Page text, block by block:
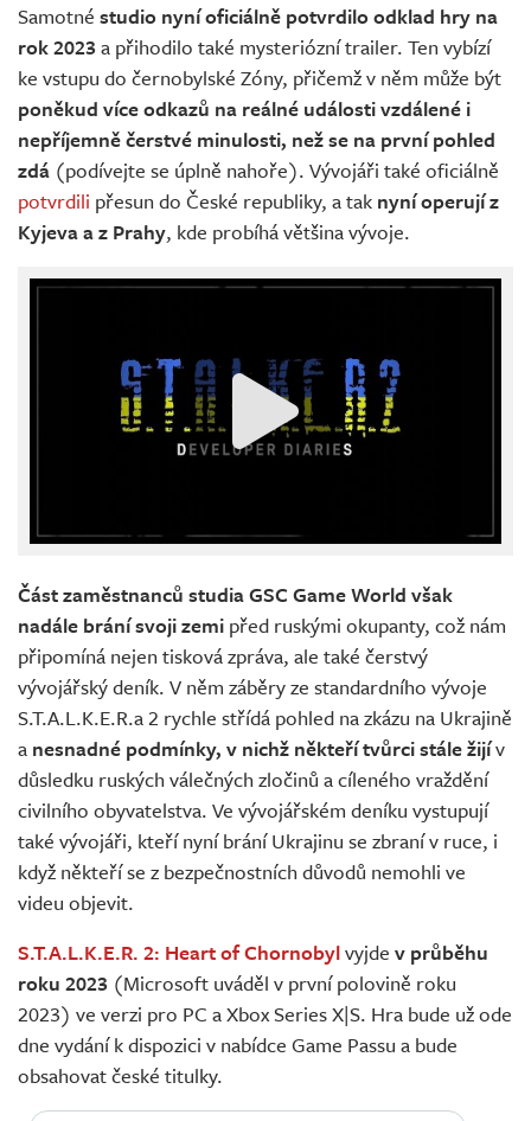
Samotné studio nyní oficiálně potvrdilo odklad hry na
rok 2023a přihodilo také mysteriózní trailer. Ten vybízí
ke vstupu do černobylské Zóny, přičemž v něm může být
poněkud více odkazů na reálné události vzdálené i
nepříjemně čerstvé minulosti, než se na první pohled
zdá (podívejte se úplně nahoře). Vývojáři také oficiálně
potvrdili přesun do České republiky, a tak nyní operují z
Kyjeva a z Prahy, kde probíhá většina vývoje.
Část zaměstnanců studia GSC Game World však
nadále brání svoji zemi před ruskými okupanty, což nám
připomíná nejen tisková zpráva, ale také čerstvý
vývojářský deník. V něm záběry ze standardního vývoje
S.T.A.L.K.E.R.a 2 rychle střídá pohled na zkázu na Ukrajině
a nesnadné podmínky, v nichž někteří tvůrci stále žijív
důsledku ruských válečných zločinů a cíleného vraždění
civilního obyvatelstva. Ve vývojářském deníku vystupují
také vývojáři, kteří nyní brání Ukrajinu se zbraní v ruce, i
když někteří se z bezpečnostních důvodů nemohli ve
videu objevit.
S.T.A.L.K.E.R. 2: Heart of Chornobylvyjde v průběhu
roku 2023 (Microsoft uváděl v první polovině roku
2023) ve verzi pro PC a Xbox Series X|S. Hra bude už ode
dne vydání k dispozici v nabídce Game Passu a bude
obsahovat české titulky.